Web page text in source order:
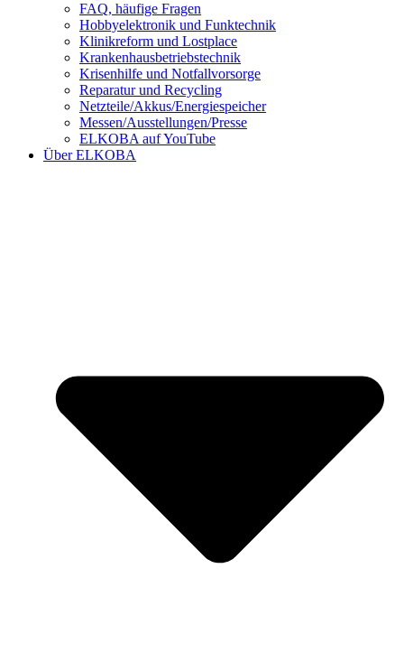
FAQ, häufige Fragen
Hobbyelektronik und Funktechnik
Klinikreform und Lostplace
Krankenhausbetriebstechnik
Krisenhilfe und Notfallvorsorge
Reparatur und Recycling
Netzteile/Akkus/Energiespeicher
Messen/Ausstellungen/Presse
ELKOBA auf YouTube
Über ELKOBA